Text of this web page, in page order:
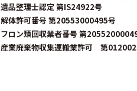
遺品整理士認定 第IS24922号
解体許可番号 第20553000495号
フロン類回収業者番号 第
産業廃棄物収集運搬業許可 第